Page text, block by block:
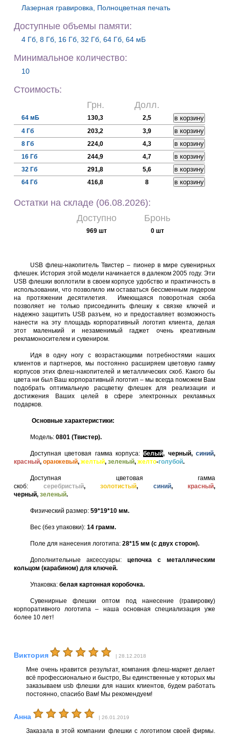
Лазерная гравировка, Полноцветная печать
Доступные объемы памяти:
4 Гб, 8 Гб, 16 Гб, 32 Гб, 64 Гб, 64 мБ
Минимальное количество:
10
Стоимость:
Грн.
Долл.
64 мБ 130,3
2,5
4 Гб
203,2
3,9
8 Гб
224,0
4,3
16 Гб
244,9
4,7
32 Гб
291,8
5,6
64 Гб
416,8 8
Остатки на складе (06.08.2026):
Доступно
Бронь
969 шт 0 шт
USB флеш-накопитель Твистер – пионер в мире сувенирных
флешек. История этой модели начинается в далеком 2005 году. Эти
USB флешки воплотили в своем корпусе удобство и практичность в
использовании, что позволило им оставаться бессменным лидером
на протяжении десятилетия. Имеющаяся поворотная скоба
позволяет не только присоединить флешку к связке ключей и
надежно защитить USB разъем, но и предоставляет возможность
нанести на эту площадь корпоративный логотип клиента, делая
этот маленький и незаменимый гаджет очень креативным
рекламоносителем и сувениром.
Идя в одну ногу с возрастающими потребностями наших
клиентов и партнеров, мы постоянно расширяем цветовую гамму
корпусов этих флеш-накопителей и металлических скоб. Какого бы
цвета ни был Ваш корпоративный логотип – мы всегда поможем Вам
подобрать оптимальную расцветку флешек для реализации и
достижения Ваших целей в сфере электронных рекламных
подарков.
Основные характеристики:
Модель: 0801 (Твистер).
Доступная цветовая гамма корпуса:белый, черный,синий,
красный, оранжевый, желтый, зеленый, желто-голубой.
Доступная цветовая гамма
скоб: серебристый, золотистый, синий, красный,
черный, зеленый.
Физический размер: 59*19*10 мм.
Вес (без упаковки): 14 грамм.
Поле для нанесения логотипа: 28*15 мм (с двух сторон).
Дополнительные аксессуары: цепочка с металлическим
кольцом (карабином) для ключей.
Упаковка: белая картонная коробочка.
Сувенирные флешки оптом под нанесение (гравировку)
корпоративного логотипа – наша основная специализация уже
более 10 лет!
Виктория | 28.12.2018
Мне очень нравится результат, компания флеш-маркет делает
всё профессионально и быстро, Вы единственные у которых мы
заказываем usb флешки для наших клиентов, будем работать
постоянно, спасибо Вам! Мы рекомендуем!
Анна | 26.01.2019
Заказала в этой компании флешки с логотипом своей фирмы.